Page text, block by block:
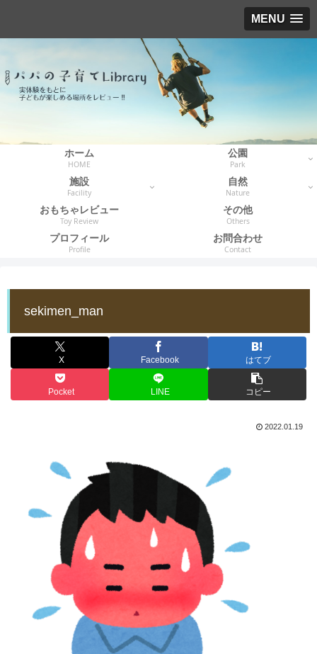
MENU
ホーム
HOME
公園
Park
施設
Facility
自然
Nature
おもちゃレビュー
Toy Review
その他
Others
プロフィール
Profile
お問合わせ
Contact
sekimen_man
X Facebook はてブ
Pocket LINE コピー
2022.01.19